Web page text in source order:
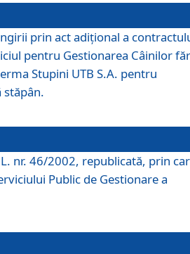
prin act adiţional a
pentru Gestionarea Câinilor
Stupini UTB S.A. pentru
stăpân.
nr. 46/2002, republicată, prin
Public de Gestionare a